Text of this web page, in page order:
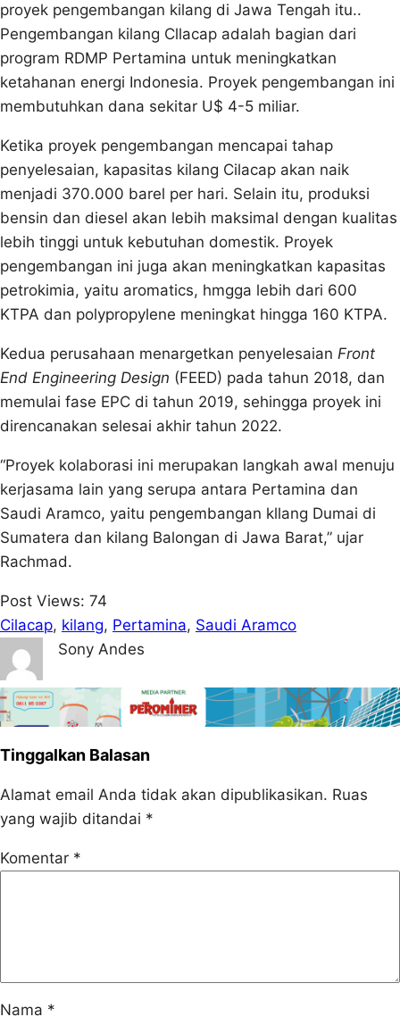
proyek pengembangan kilang di Jawa Tengah itu..
Pengembangan kilang Cllacap adalah bagian dari
program RDMP Pertamina untuk meningkatkan
ketahanan energi Indonesia. Proyek pengembangan ini
membutuhkan dana sekitar U$ 4-5 miliar.
Ketika proyek pengembangan mencapai tahap
penyelesaian, kapasitas kilang Cilacap akan naik
menjadi 370.000 barel per hari. Selain itu, produksi
bensin dan diesel akan lebih maksimal dengan kualitas
lebih tinggi untuk kebutuhan domestik. Proyek
pengembangan ini juga akan meningkatkan kapasitas
petrokimia, yaitu aromatics, hmgga lebih dari 600
KTPA dan polypropylene meningkat hingga 160 KTPA.
Kedua perusahaan menargetkan penyelesaian Front
End Engineering Design (FEED) pada tahun 2018, dan
memulai fase EPC di tahun 2019, sehingga proyek ini
direncanakan selesai akhir tahun 2022.
“Proyek kolaborasi ini merupakan langkah awal menuju
kerjasama lain yang serupa antara Pertamina dan
Saudi Aramco, yaitu pengembangan kllang Dumai di
Sumatera dan kilang Balongan di Jawa Barat,” ujar
Rachmad.
Post Views: 74
Cilacap, kilang, Pertamina, Saudi Aramco
Sony Andes
Tinggalkan Balasan
Alamat email Anda tidak akan dipublikasikan. Ruas
yang wajib ditandai *
Komentar *
Nama *